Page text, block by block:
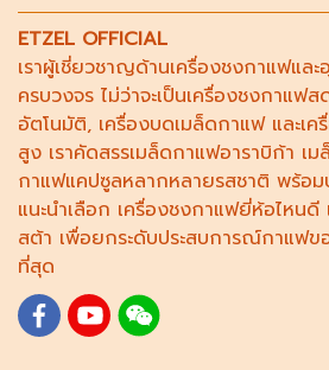
ETZEL OFFICIAL
เราผู้เชี่ยวชาญด้านเครื่องชงกาแฟแล
ครบวงจร ไม่ว่าจะเป็นเครื่องชงกาแฟส
อัตโนมัติ, เครื่องบดเมล็ดกาแฟและเค
สูง เราคัดสรรเมล็ดกาแฟอาราบิก้า เ
กาแฟแคปซูลหลากหลายรสชาติ พร้อม
แนะนำเลือก เครื่องชงกาแฟยี่ห้อไหนดี
สต้า เพื่อยกระดับประสบการณ์กาแฟ
ที่สุด